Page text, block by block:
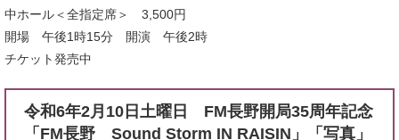
中ホール＜全指定席＞ 3,500円
開場 午後1時15分 開演 午後2時
チケット発売中
令和6年2月10日土曜日 FM長野開局35周年記念
「FM長野 Sound Storm IN RAISIN」「写真」